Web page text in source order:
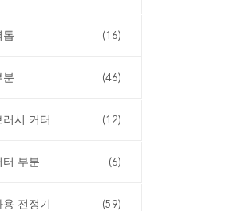
톱 (16)
분 (46)
시 커터 (12)
터 부분 (6)
전정기 (59)